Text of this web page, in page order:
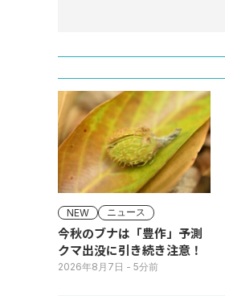
NEW ニュース
今秋のブナは「豊作」予測
クマ出没に引き続き注意！
2026年8月7日 - 5分前